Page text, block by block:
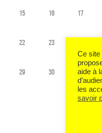
15 16 17
22 23
29 30 1
Ce site
aide à
les
savoir